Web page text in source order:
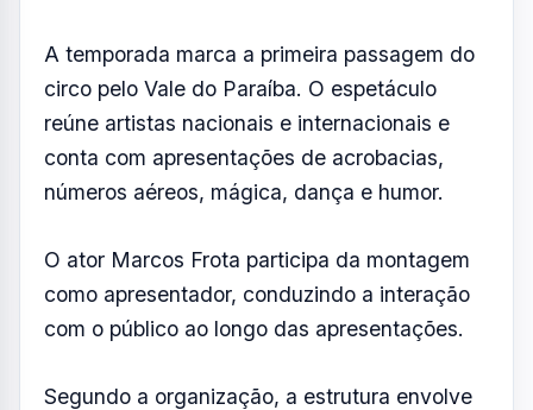
A temporada marca a primeira passagem do
circo pelo Vale do Paraíba. O espetáculo
reúne artistas nacionais e internacionais e
conta com apresentações de acrobacias,
números aéreos, mágica, dança e humor.
O ator Marcos Frota participa da montagem
como apresentador, conduzindo a interação
com o público ao longo das apresentações.
Segundo a organização, a estrutura envolve